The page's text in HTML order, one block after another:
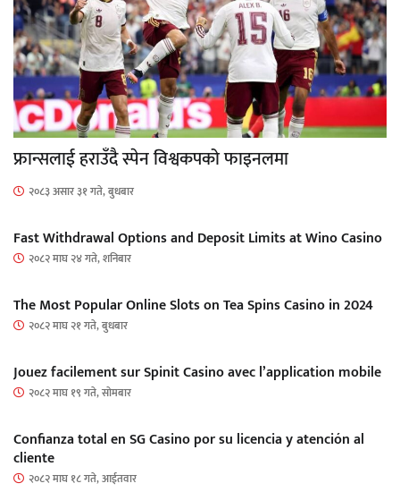
फ्रान्सलाई हराउँदै स्पेन विश्वकपको फाइनलमा
२०८३ असार ३१ गते, बुधबार
Fast Withdrawal Options and Deposit Limits at Wino Casino
२०८२ माघ २४ गते, शनिबार
The Most Popular Online Slots on Tea Spins Casino in 2024
२०८२ माघ २१ गते, बुधबार
Jouez facilement sur Spinit Casino avec l’application mobile
२०८२ माघ १९ गते, सोमबार
Confianza total en SG Casino por su licencia y atención al
cliente
२०८२ माघ १८ गते, आईतवार